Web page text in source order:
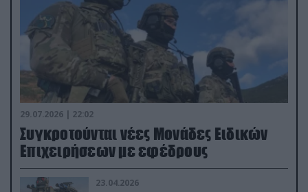
29.07.2026 | 22:02
Συγκροτούνται νέες Μονάδες Ειδικών
Επιχειρήσεων με εφέδρους
23.04.2026